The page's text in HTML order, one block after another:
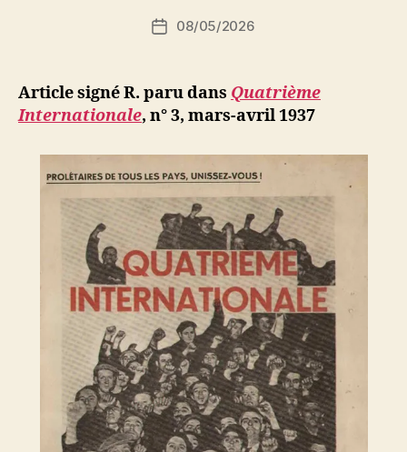
Auteur
de
N
ji
b
Date08/05/2026
Article signé R. paru dans Quatrième
Internationale, n° 3, mars-avril 1937